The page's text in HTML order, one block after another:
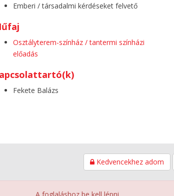
Emberi / társadalmi kérdéseket felvető
Osztályterem-színház / tantermi színházi
előadás
Fekete Balázs
Kedvencekhez adom